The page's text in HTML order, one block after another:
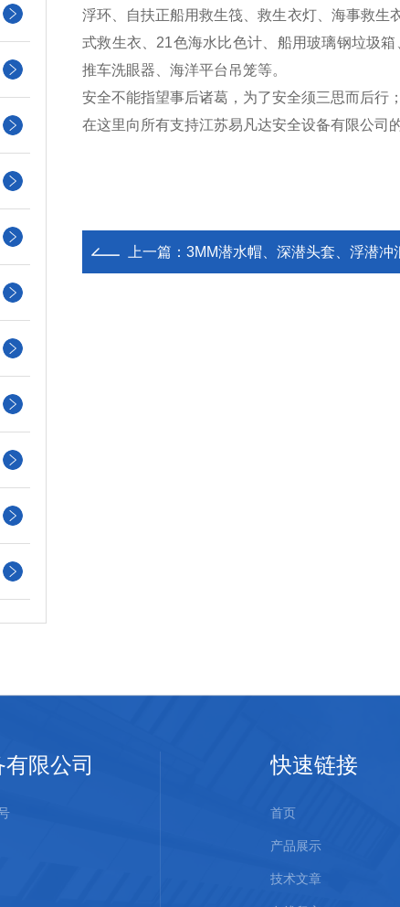
浮环、自扶正船用救生筏、救生衣灯、海事救
式救生衣、21色海水比色计、船用玻璃钢垃圾
推车洗眼器、海洋平台吊笼等。
安全不能指望事后诸葛，为了安全须三思而后行
在这里向所有支持江苏易凡达安全设备有限公司
上一篇： 3MM潜水帽、深潜头套、浮潜冲浪保温防晒保暖潜
限公司 快速链接
首页
产品展示
技术文章